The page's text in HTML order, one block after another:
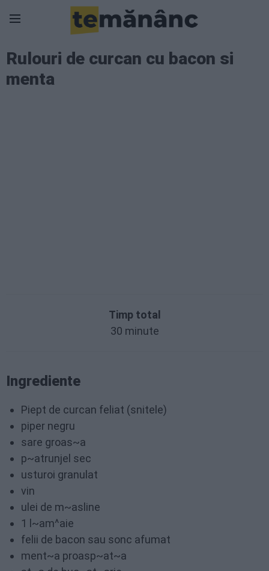
Rulouri de curcan cu bacon si
menta
Timp total
30 minute
Ingrediente
Piept de curcan feliat (snitele)
piper negru
sare groas~a
p~atrunjel sec
usturoi granulat
vin
ulei de m~asline
1 l~am^aie
felii de bacon sau sonc afumat
ment~a proasp~at~a